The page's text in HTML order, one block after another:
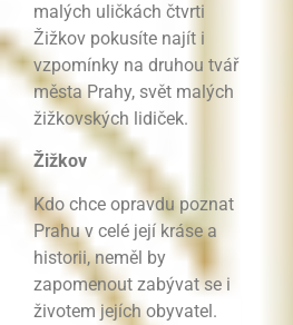
malých uličkách čtvrti
Žižkov pokusíte najít i
vzpomínky na druhou tvář
města Prahy, svět malých
žižkovských lidiček.
Žižkov
Kdo chce opravdu poznat
Prahu v celé její kráse a
historii, neměl by
zapomenout zabývat se i
životem jejích obyvatel.